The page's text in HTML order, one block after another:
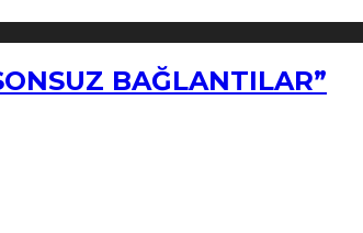
BAĞLANTILAR”